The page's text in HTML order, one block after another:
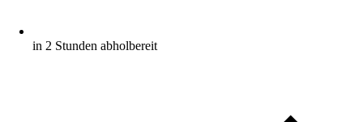
in 2 Stunden abholbereit